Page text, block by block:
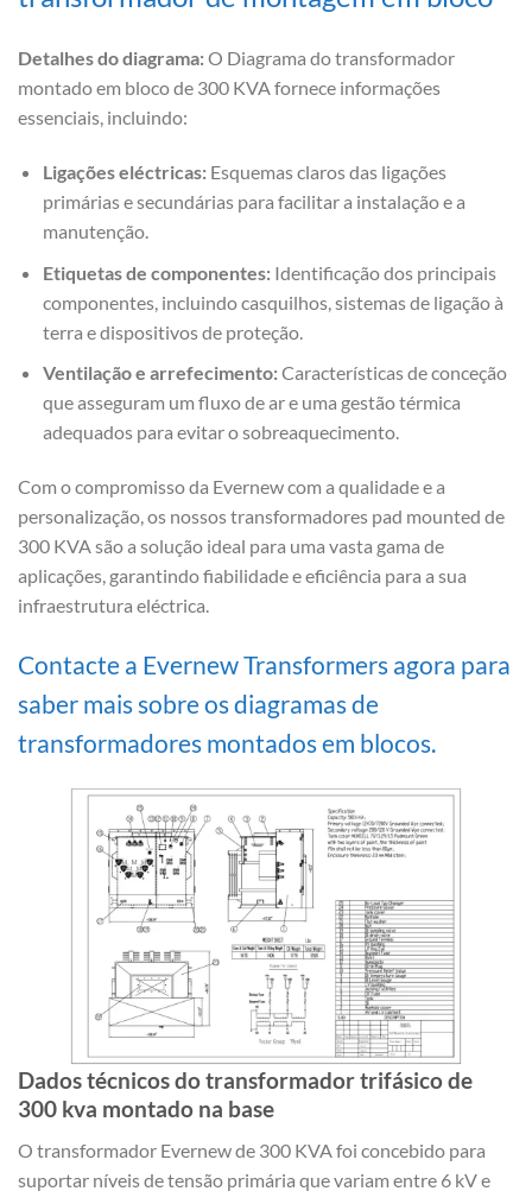
Detalhes do diagrama:O Diagrama do transformador
montado em bloco de 300 KVA fornece informações
essenciais, incluindo:
Ligações eléctricas:Esquemas claros das ligações
primárias e secundárias para facilitar a instalação e a
manutenção.
Etiquetas de componentes:Identificação dos principais
componentes, incluindo casquilhos, sistemas de ligação à
terra e dispositivos de proteção.
Ventilação e arrefecimento:Características de conceção
que asseguram um fluxo de ar e uma gestão térmica
adequados para evitar o sobreaquecimento.
Com o compromisso da Evernew com a qualidade e a
personalização, os nossos transformadores pad mounted de
300 KVA são a solução ideal para uma vasta gama de
aplicações, garantindo fiabilidade e eficiência para a sua
infraestrutura eléctrica.
Contacte a Evernew Transformers agora para
saber mais sobre os diagramas de
transformadores montados em blocos.
Dados técnicos do transformador trifásico de
300 kva montado na base
O transformador Evernew de 300 KVA foi concebido para
suportar níveis de tensão primária que variam entre 6 kV e